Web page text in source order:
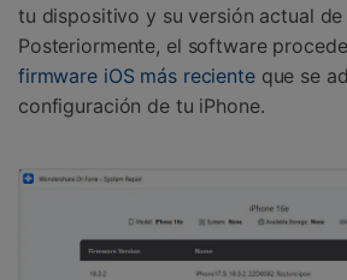
tu dispositivo y su versión actual de
Posteriormente, el software
firmware iOS más recienteque se
configuración de tu iPhone.